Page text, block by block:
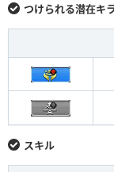
つけられる潜在キ
スキル